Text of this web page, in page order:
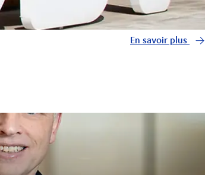
En savoir plus